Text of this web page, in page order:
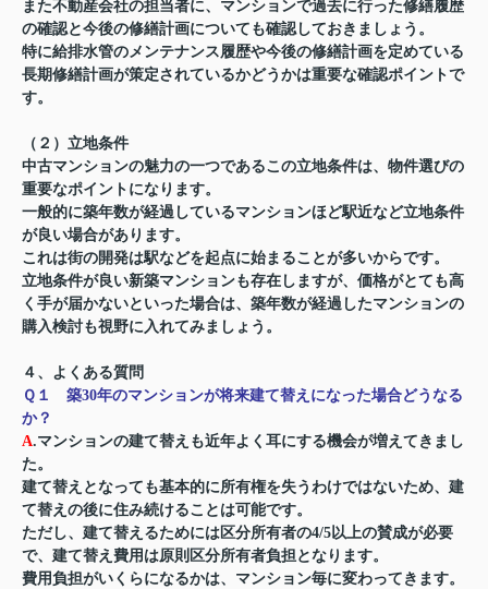
また不動産会社の担当者に、マンションで過去に行った修繕履歴
の確認と今後の修繕計画についても確認しておきましょう。
特に給排水管のメンテナンス履歴や今後の修繕計画を定めている
長期修繕計画が策定されているかどうかは重要な確認ポイントで
す。
（２）立地条件
中古マンションの魅力の一つであるこの立地条件は、物件選びの
重要なポイントになります。
一般的に築年数が経過しているマンションほど駅近など立地条件
が良い場合があります。
これは街の開発は駅などを起点に始まることが多いからです。
立地条件が良い新築マンションも存在しますが、価格がとても高
く手が届かないといった場合は、築年数が経過したマンションの
購入検討も視野に入れてみましょう。
４、よくある質問
Ｑ１
築30年のマンションが将来建て替えになった場合どうなる
か？
A.マンションの建て替えも近年よく耳にする機会が増えてきまし
た。
建て替えとなっても基本的に所有権を失うわけではないため、建
て替えの後に住み続けることは可能です。
ただし、建て替えるためには区分所有者の4/5以上の賛成が必要
で、建て替え費用は原則区分所有者負担となります。
費用負担がいくらになるかは、マンション毎に変わってきます。